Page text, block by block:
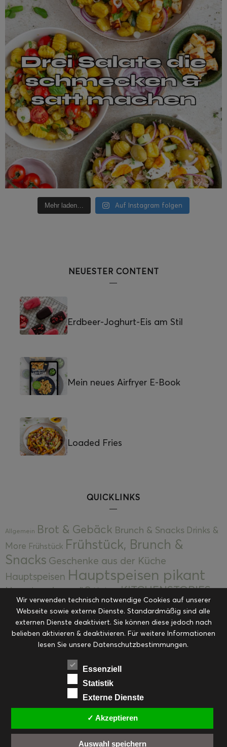
Mehr laden… Auf Instagram folgen
NEUESTER CONTENT
Erdbeer-Joghurt-Eis am Stil
Mein neues Airfryer E-Book
Loaded Fries
QUICKLINKS
Allgemein Brot & Gebäck Brunch & Snacks Drinks &
More Frühstück Frühstück, Brunch &
Snacks Geschenke aus der Küche
Hauptspeisen Hauptspeisen pikant
Hauptspeisen süßKekseKITCHENSTORIES
Kuchen, Torten & Desserts Kuchen und
Desserts Kulinarik Kulinarische Mitbringsel &
Eingemachtes Ohne Kategorie Ostern Resteküche
RezepteSaisonalSliderStartseite
Suppen, Salate & Vorspeisen
Vorspeisen, Salate & Suppen
Weihnachten Workshops & Events
Wir verwenden technisch notwendige Cookies auf unserer
Webseite sowie externe Dienste. Standardmäßig sind alle
externen Dienste deaktiviert. Sie können diese jedoch nach
belieben aktivieren & deaktivieren. Für weitere Informationen
lesen Sie unsere Datenschutzbestimmungen.
Essenziell
Statistik
Externe Dienste
✓ Akzeptieren
Auswahl speichern